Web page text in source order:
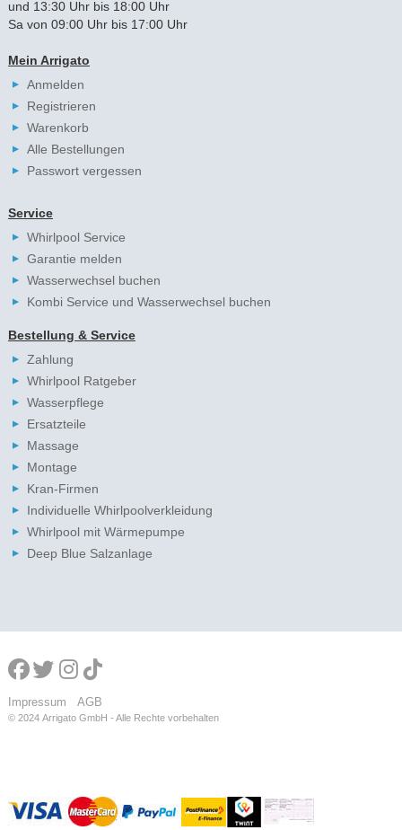
und 13:30 Uhr bis 18:00 Uhr
Sa von 09:00 Uhr bis 17:00 Uhr
Mein Arrigato
Anmelden
Registrieren
Warenkorb
Alle Bestellungen
Passwort vergessen
Service
Whirlpool Service
Garantie melden
Wasserwechsel buchen
Kombi Service und Wasserwechsel buchen
Bestellung & Service
Zahlung
Whirlpool Ratgeber
Wasserpflege
Ersatzteile
Massage
Montage
Kran-Firmen
Individuelle Whirlpoolverkleidung
Whirlpool mit Wärmepumpe
Deep Blue Salzanlage
Impressum AGB
© 2024 Arrigato GmbH - Alle Rechte vorbehalten